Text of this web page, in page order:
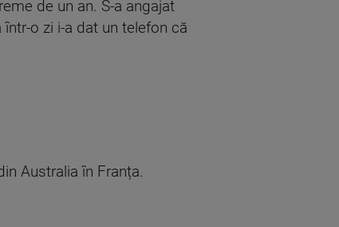
de un an. S-a angajat
o zi i-a dat un telefon că
Australia în Franța.